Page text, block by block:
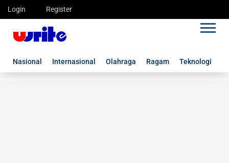
Login Register
Nasional Internasional Olahraga Ragam Teknologi